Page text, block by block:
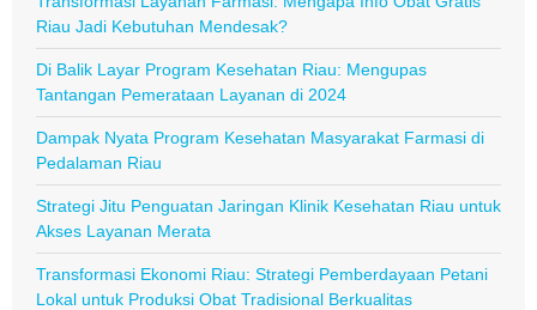
Riau Jadi Kebutuhan Mendesak?
Di Balik Layar Program Kesehatan Riau: Mengupas
Tantangan Pemerataan Layanan di 2024
Dampak Nyata Program Kesehatan Masyarakat Farmasi di
Pedalaman Riau
Strategi Jitu Penguatan Jaringan Klinik Kesehatan Riau untuk
Akses Layanan Merata
Transformasi Ekonomi Riau: Strategi Pemberdayaan Petani
Lokal untuk Produksi Obat Tradisional Berkualitas